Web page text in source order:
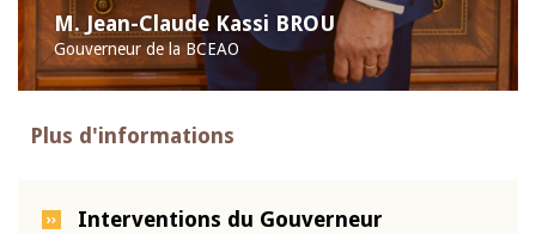
M. Jean-Claude Kassi BROU
Gouverneur de la BCEAO
Plus d'informations
Interventions du Gouverneur